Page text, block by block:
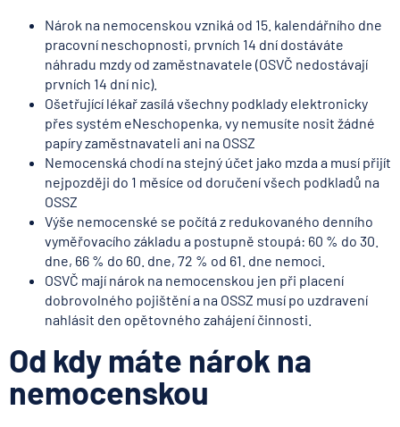
Nárok na nemocenskou vzniká od 15. kalendářního dne
pracovní neschopnosti, prvních 14 dní dostáváte
náhradu mzdy od zaměstnavatele (OSVČ nedostávají
prvních 14 dní nic).
Ošetřující lékař zasílá všechny podklady elektronicky
přes systém eNeschopenka, vy nemusíte nosit žádné
papíry zaměstnavateli ani na OSSZ
Nemocenská chodí na stejný účet jako mzda a musí přijít
nejpozději do 1 měsíce od doručení všech podkladů na
OSSZ
Výše nemocenské se počítá z redukovaného denního
vyměřovacího základu a postupně stoupá: 60 % do 30.
dne, 66 % do 60. dne, 72 % od 61. dne nemoci.
OSVČ mají nárok na nemocenskou jen při placení
dobrovolného pojištění a na OSSZ musí po uzdravení
nahlásit den opětovného zahájení činnosti.
Od kdy máte nárok na
nemocenskou